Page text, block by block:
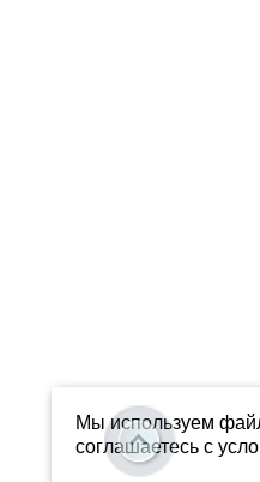
Мы используем
соглашаетесь с